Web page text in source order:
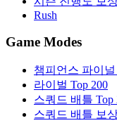
Rush
Game Modes
챔피언스 파이
라이벌 Top 200
스쿼드 배틀 Top
스쿼드 배틀 보